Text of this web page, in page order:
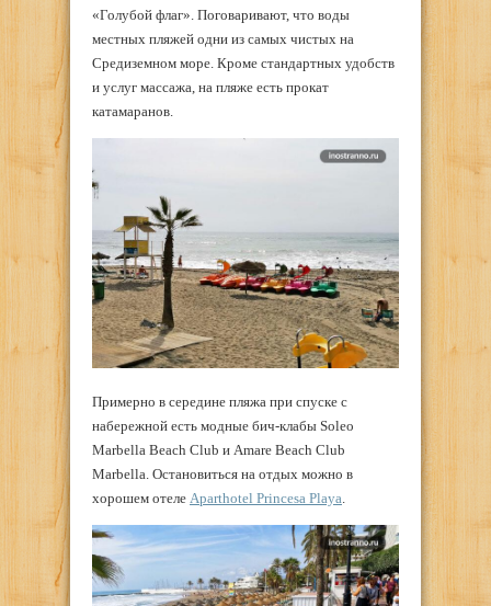
«Голубой флаг». Поговаривают, что воды
местных пляжей одни из самых чистых на
Средиземном море. Кроме стандартных удобств
и услуг массажа, на пляже есть прокат
катамаранов.
Примерно в середине пляжа при спуске с
набережной есть модные бич-клабы Soleo
Marbella Beach Club и Amare Beach Club
Marbella. Остановиться на отдых можно в
хорошем отеле Aparthotel Princesa Playa